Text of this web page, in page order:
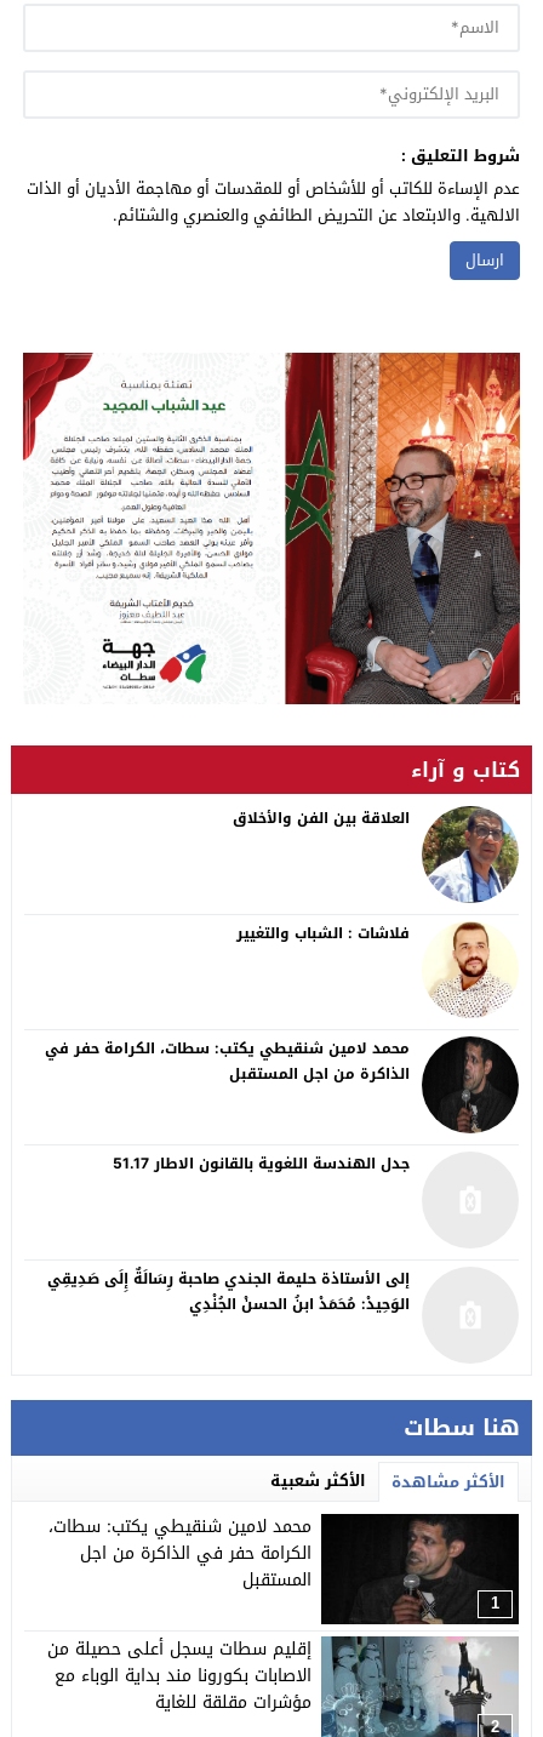
شروط التعليق :
عدم الإساءة للكاتب أو للأشخاص أو للمقدسات أو مهاجمة الأديان أو الذات
الالهية. والابتعاد عن التحريض الطائفي والعنصري والشتائم.
هنا سطات
الأكثر مشاهدة الأكثر شعبية
1
محمد لامين شنقيطي يكتب: سطات،
الكرامة حفر في الذاكرة من اجل
المستقبل
2
إقليم سطات يسجل أعلى حصيلة من
الاصابات بكورونا مند بداية الوباء مع
مؤشرات مقلقة للغاية
كتاب و آراء
العلاقة بين الفن والأخلاق
فلاشات : الشباب والتغيير
محمد لامين شنقيطي يكتب: سطات، الكرامة حفر في
الذاكرة من اجل المستقبل
جدل الهندسة اللغوية بالقانون الاطار 51.17
إلى الأستاذة حليمة الجندي صاحبة رِسَالَةٌ إِلَى صَدِيقِي
الوَحِيدْ: مُحَمَدْ ابنُ الحسنْ الجُنْدِي